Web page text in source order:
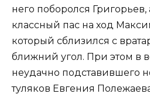
него поборолся
классный пас на ход
который сблизился с
ближний угол. При этом в
неудачно подставившего
туляков Евгения